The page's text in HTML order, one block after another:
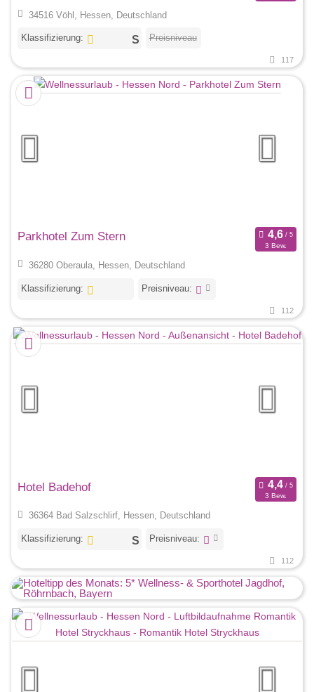
34516 Vöhl, Hessen, Deutschland
Klassifizierung: Preisniveau
117
Parkhotel Zum Stern
3 Bew.
36280 Oberaula, Hessen, Deutschland
Klassifizierung: Preisniveau:
112
Hotel Badehof
3 Bew.
36364 Bad Salzschlirf, Hessen, Deutschland
Klassifizierung: Preisniveau:
112